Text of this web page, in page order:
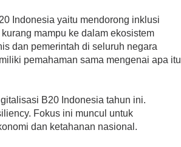
Indonesia yaitu mendorong inklusi
mampu ke dalam ekosistem
dan pemerintah di seluruh negara
pemahaman sama mengenai apa itu
B20 Indonesia tahun ini.
Fokus ini muncul untuk
dan ketahanan nasional.